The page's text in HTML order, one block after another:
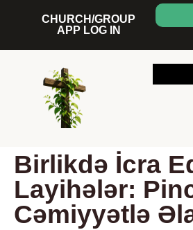
CHURCH/GROUP
APP LOG IN
Birlikdə İcra
Layihələr:
Cəmiyyətlə